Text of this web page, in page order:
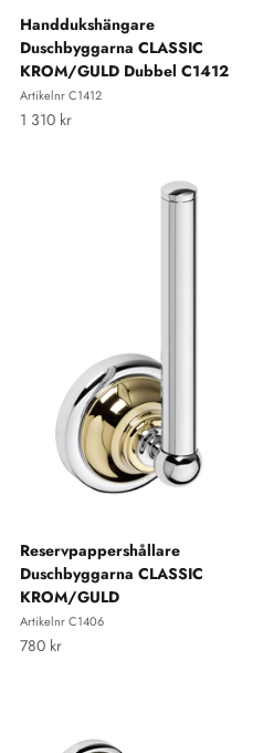
Handdukshängare
Duschbyggarna CLASSIC
KROM/GULD Dubbel C1412
Artikelnr C1412
REA-pris
1 310 kr
Reservpappershållare
Duschbyggarna CLASSIC
KROM/GULD
Artikelnr C1406
REA-pris
780 kr